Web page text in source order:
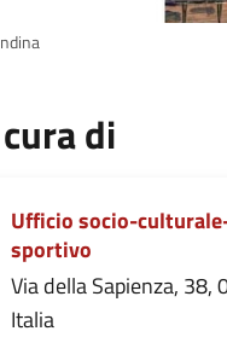
di
Ufficio socio-
sportivo
Via della Sapienza, 38,
Italia